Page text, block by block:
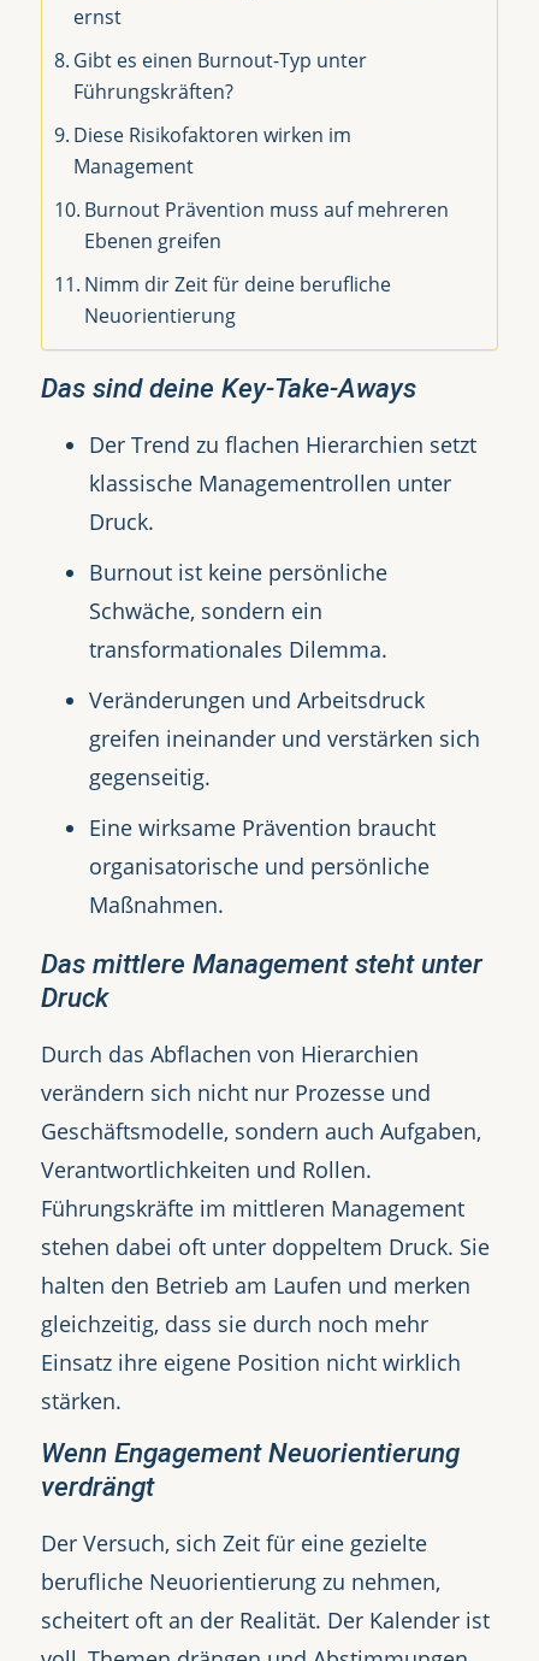
ernst
Gibt es einen Burnout-Typ unter
Führungskräften?
Diese Risikofaktoren wirken im
Management
Burnout Prävention muss auf mehreren
Ebenen greifen
Nimm dir Zeit für deine berufliche
Neuorientierung
Das sind deine Key-Take-Aways
Der Trend zu flachen Hierarchien setzt
klassische Managementrollen unter
Druck.
Burnout ist keine persönliche
Schwäche, sondern ein
transformationales Dilemma.
Veränderungen und Arbeitsdruck
greifen ineinander und verstärken sich
gegenseitig.
Eine wirksame Prävention braucht
organisatorische und persönliche
Maßnahmen.
Das mittlere Management steht unter
Druck
Durch das Abflachen von Hierarchien
verändern sich nicht nur Prozesse und
Geschäftsmodelle, sondern auch Aufgaben,
Verantwortlichkeiten und Rollen.
Führungskräfte im mittleren Management
stehen dabei oft unter doppeltem Druck. Sie
halten den Betrieb am Laufen und merken
gleichzeitig, dass sie durch noch mehr
Einsatz ihre eigene Position nicht wirklich
stärken.
Wenn Engagement Neuorientierung
verdrängt
Der Versuch, sich Zeit für eine gezielte
berufliche Neuorientierung zu nehmen,
scheitert oft an der Realität. Der Kalender ist